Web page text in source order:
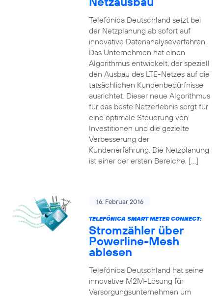
Telefónica Deutschland setzt bei
der Netzplanung ab sofort auf
innovative Datenanalyseverfahren.
Das Unternehmen hat einen
Algorithmus entwickelt, der speziell
den Ausbau des LTE-Netzes auf die
tatsächlichen Kundenbedürfnisse
ausrichtet. Dieser neue Algorithmus
für das beste Netzerlebnis sorgt für
eine optimale Steuerung von
Investitionen und die gezielte
Verbesserung der
Kundenerfahrung. Die Netzplanung
ist einer der ersten Bereiche, […]
16. Februar 2016
TELEFÓNICA SMART METER CONNECT:
Stromzähler über
Powerline-Mesh
ablesen
Telefónica Deutschland hat seine
innovative M2M-Lösung für
Versorgungsunternehmen um